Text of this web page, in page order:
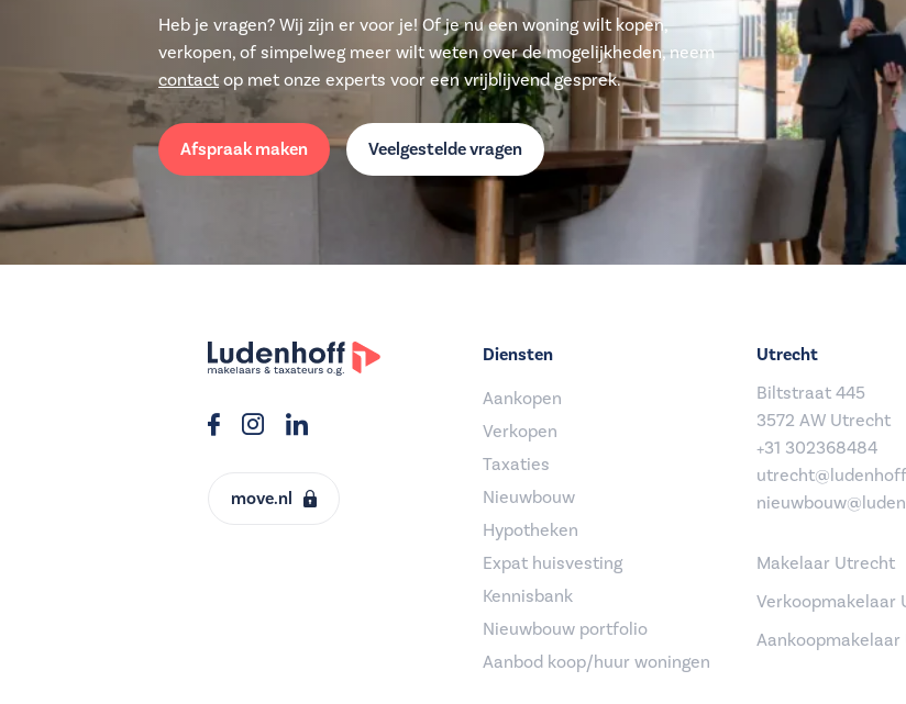
Heb je vragen? Wij zijn er voor je! Of je nu een woning wilt kopen,
verkopen, of simpelweg meer wilt weten over de mogelijkheden, neem
contact op met onze experts voor een vrijblijvend gesprek.
Afspraak maken Veelgestelde vragen
move.nl
Diensten
Aankopen
Verkopen
Taxaties
Nieuwbouw
Hypotheken
Expat huisvesting
Kennisbank
Nieuwbouw portfolio
Aanbod koop/huur woningen
Utrecht
Biltstraat 445
3572 AW Utrecht
+31 302368484
Makelaar Utrecht
Verkoopmakelaar